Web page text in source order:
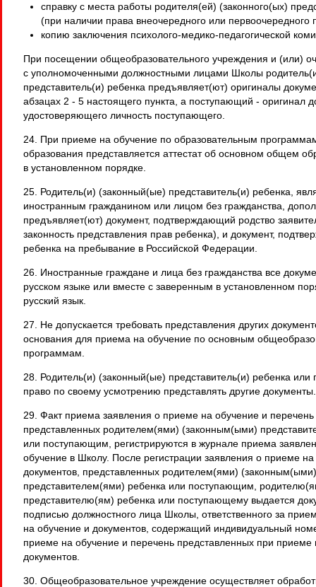
справку с места работы родителя(ей) (законного(ых)
(при наличии права внеочередного или
копию заключения психолого-медико-педагогической
При посещении общеобразовательного учреждения и (или)
с уполномоченными должностными лицами Школы
представитель(и) ребенка предъявляет(ют) оригиналы
абзацах 2 - 5 настоящего пункта, а поступающий - оригинал
удостоверяющего личность поступающего.
24. При приеме на обучение по образовательным
образования представляется аттестат об основном общем
в установленном порядке.
25. Родитель(и) (законный(ые) представитель(и) ребенка,
иностранным гражданином или лицом без гражданства,
предъявляет(ют) документ, подтверждающий родство
законность представления прав ребенка), и документ,
ребенка на пребывание в Российской Федерации.
26. Иностранные граждане и лица без гражданства все
русском языке или вместе с заверенным в установленном
русский язык.
27. Не допускается требовать представления других
основания для приема на обучение по основным
программам.
28. Родитель(и) (законный(ые) представитель(и) ребенка
право по своему усмотрению представлять другие документы.
29. Факт приема заявления о приеме на обучение и перечень
представленных родителем(ями) (законным(ыми)
или поступающим, регистрируются в журнале приема
обучение в Школу. После регистрации заявления о приеме
документов, представленных родителем(ями) (законным(ыми)
представителем(ями) ребенка или поступающим,
представителю(ям) ребенка или поступающему выдается
подписью должностного лица Школы, ответственного за
на обучение и документов, содержащий индивидуальный
приеме на обучение и перечень представленных при приеме
документов.
30. Общеобразовательное учреждение осуществляет